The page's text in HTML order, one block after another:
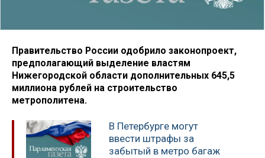
Правительство России одобрило законопроект,
предполагающий выделение властям
Нижегородской области дополнительных 645,5
миллиона рублей на строительство
метрополитена.
В Петербурге могут
ввести штрафы за
забытый в метро багаж